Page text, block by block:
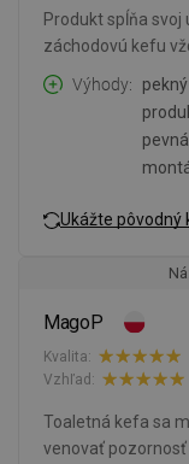
Produkt spĺňa svoj
záchodovú kefu
Výhody
pekný
pevná
Ukážte pôvodný
MagoP
Kvalita:
Vzhľad:
Toaletná kefa sa
venovať